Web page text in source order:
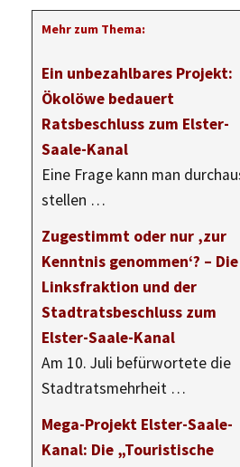
Mehr zum Thema:
Ein unbezahlbares Projekt:
Ökolöwe bedauert
Ratsbeschluss zum Elster-
Saale-Kanal
Eine Frage kann man
stellen …
Zugestimmt oder nur ‚zur
Kenntnis genommen‘? – Die
Linksfraktion und der
Stadtratsbeschluss zum
Elster-Saale-Kanal
Am 10. Juli befürwortete die
Stadtratsmehrheit …
Mega-Projekt Elster-Saale-
Kanal: Die „Touristische